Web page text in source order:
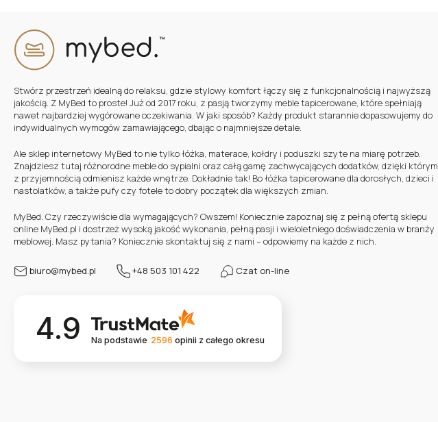
Stwórz przestrzeń idealną do relaksu, gdzie stylowy komfort łączy się z funkcjonalnością i najwyższą
jakością. Z MyBed to proste! Już od 2017 roku, z pasją tworzymy meble tapicerowane, które spełniają
nawet najbardziej wygórowane oczekiwania. W jaki sposób? Każdy produkt starannie dopasowujemy do
indywidualnych wymogów zamawiającego, dbając o najmniejsze detale.
Ale sklep internetowy MyBed to nie tylko łóżka, materace, kołdry i poduszki szyte na miarę potrzeb.
Znajdziesz tutaj różnorodne meble do sypialni oraz całą gamę zachwycających dodatków, dzięki którym
z przyjemnością odmienisz każde wnętrze. Dokładnie tak! Bo łóżka tapicerowane dla dorosłych, dzieci i
nastolatków, a także pufy czy fotele to dobry początek dla większych zmian.
MyBed. Czy rzeczywiście dla wymagających? Owszem! Koniecznie zapoznaj się z pełną ofertą sklepu
online MyBed.pl i dostrzeż wysoką jakość wykonania, pełną pasji i wieloletniego doświadczenia w branży
meblowej. Masz pytania? Koniecznie skontaktuj się z nami – odpowiemy na każde z nich.
biuro@mybed.pl +48 503 101 422 Czat on-line
4.9 Na podstawie 2596 opinii z całego okresu